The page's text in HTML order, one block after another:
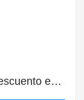
Grandes ahorros con un 42% de descuento en las últimas ofertas